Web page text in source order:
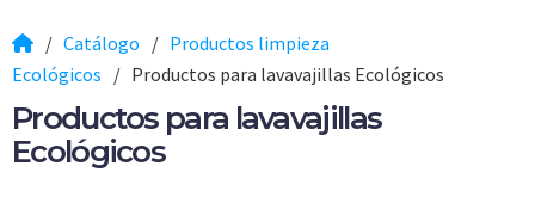
/ Catálogo / Productos limpieza
Ecológicos / Productos para lavavajillas Ecológicos
Productos para lavavajillas
Ecológicos